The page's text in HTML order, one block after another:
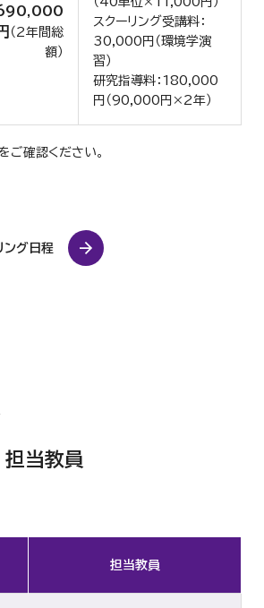
（2年間総
額）
スクーリング受講料：
30,000円（環境学演
習）
研究指導料：180,000
円（90,000円×2年）
ご確認ください。
ング日程
当教員
担当教員